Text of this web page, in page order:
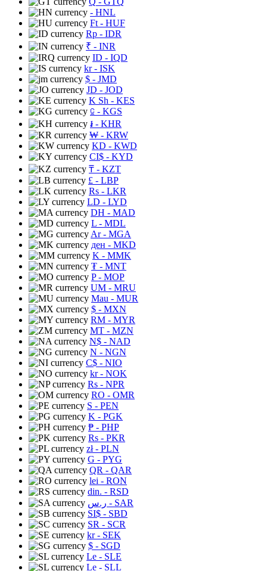
- HNL
Ft - HUF
Rp - IDR
₹ - INR
ID - IQD
kr- ISK
$ - JMD
JD - JOD
K Sh - KES
⃀ - KGS
៛ - KHR
₩ - KRW
KD - KWD
CI$ - KYD
₸ - KZT
£ - LBP
Rs - LKR
LD - LYD
DH - MAD
L - MDL
Ar- MGA
ден - MKD
K - MMK
₮ - MNT
P- MOP
UM - MRU
Mau - MUR
$ - MXN
RM - MYR
MT - MZN
N$ - NAD
N - NGN
C$ - NIO
kr- NOK
Rs - NPR
RO - OMR
S - PEN
K - PGK
₱ - PHP
Rs - PKR
zł- PLN
G - PYG
QR - QAR
lei - RON
din. - RSD
ر.س - SAR
SI$ - SBD
SR - SCR
kr- SEK
$ - SGD
Le - SLE
Le - SLL